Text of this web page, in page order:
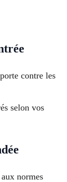
contre les
selon vos
normes